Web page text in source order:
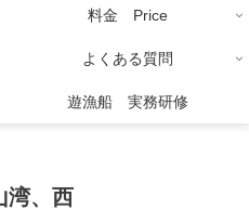
料金 Price
よくある質問
遊漁船 実務研修
、西